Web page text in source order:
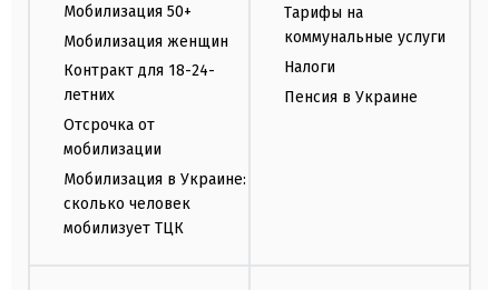
Мобилизация 50+
Мобилизация женщин
Контракт для 18-24-
летних
Отсрочка от
мобилизации
Мобилизация в Украине:
сколько человек
мобилизует ТЦК
Тарифы на
коммунальные услуги
Налоги
Пенсия в Украине